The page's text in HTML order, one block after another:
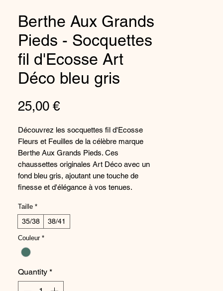
Berthe Aux Grands
Pieds - Socquettes
fil d'Ecosse Art
Déco bleu gris
25,00 €Price
Découvrez les socquettes fil d'Ecosse
Fleurs et Feuilles de la célèbre marque
Berthe Aux Grands Pieds. Ces
chaussettes originales Art Déco avec un
fond bleu gris, ajoutant une touche de
finesse et d'élégance à vos tenues.
socquettes sont douces, confortables et
durables, parfaites pour accompagner vos
pieds le meilleur de la qualité et du style
français. Commandez dès maintenant ces
socquettes uniques et ajoutez une touche
Taille *
35/38 38/41
Couleur *
Quantity *